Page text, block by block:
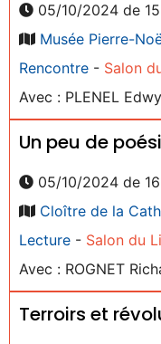
05/10/2024 de
Musée Pierre-
Rencontre - Salon
Avec : PLENEL Edwy
Un peu de
05/10/2024 de
Cloître de la
Lecture - Salon du
Avec : ROGNET
Terroirs et